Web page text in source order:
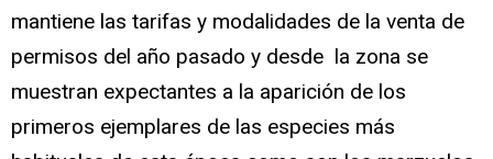
mantiene las tarifas y modalidades de la venta de
permisos del año pasado y desde la zona se
muestran expectantes a la aparición de los
primeros ejemplares de las especies más